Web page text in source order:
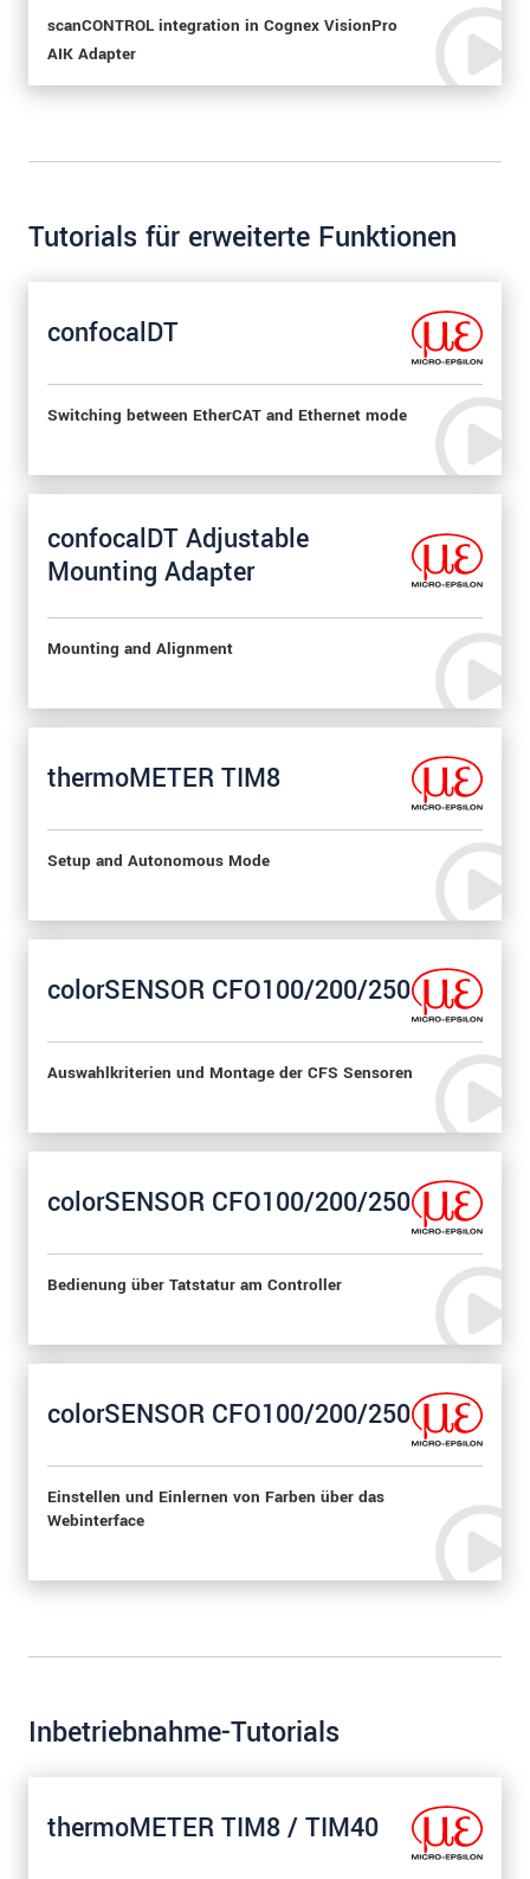
scanCONTROL integration in Cognex VisionPro
AIK Adapter
Tutorials für erweiterte Funktionen
confocalDT
Switching between EtherCAT and Ethernet mode
confocalDT Adjustable
Mounting Adapter
Mounting and Alignment
thermoMETER TIM8
Setup and Autonomous Mode
colorSENSOR CFO100/200/250
Auswahlkriterien und Montage der CFS Sensoren
colorSENSOR CFO100/200/250
Bedienung über Tatstatur am Controller
colorSENSOR CFO100/200/250
Einstellen und Einlernen von Farben über das
Webinterface
Inbetriebnahme-Tutorials
thermoMETER TIM8 / TIM40